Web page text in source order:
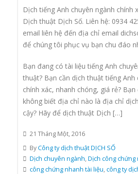
Dịch tiếng Anh chuyên ngành chính
Dịch thuật Dịch Số. Liên hệ: 0934
email liên hệ đến địa chỉ email
để chúng tôi phục vụ bạn chu đáo
Bạn đang có tài liệu tiếng Anh
thuật? Bạn cần dịch thuật tiếng Anh
chính xác, nhanh chóng, giá rẻ?
không biết địa chỉ nào là địa chỉ
cậy? Hãy để dịch thuật Dịch […]
21 Tháng Một, 2016
ByCông ty dịch thuật DỊCH SỐ
Dịch chuyên ngành,Dịch công chứng
công chứng nhanh tài liệu,công ty